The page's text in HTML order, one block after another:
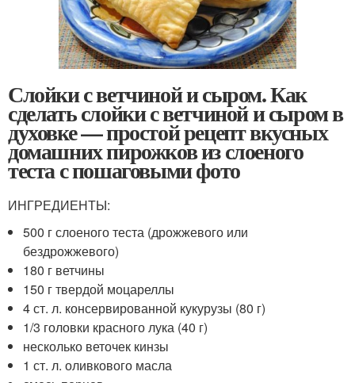
Слойки с ветчиной и сыром. Как
сделать слойки с ветчиной и сыром в
духовке — простой рецепт вкусных
домашних пирожков из слоеного
теста с пошаговыми фото
ИНГРЕДИЕНТЫ:
500 г слоеного теста (дрожжевого или
бездрожжевого)
180 г ветчины
150 г твердой моцареллы
4 ст. л. консервированной кукурузы (80 г)
1/3 головки красного лука (40 г)
несколько веточек кинзы
1 ст. л. оливкового масла